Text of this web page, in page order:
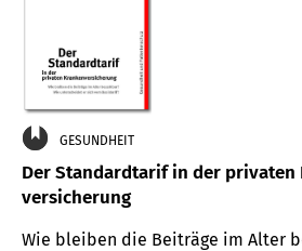
GESUNDHEIT
Der Standard­tarif in der
versicherung
Wie bleiben die Beiträge im Alter